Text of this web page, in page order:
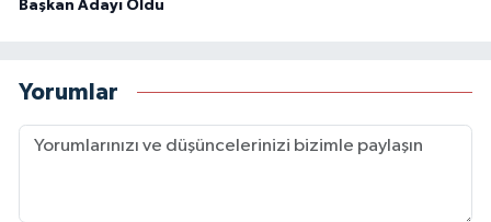
Başkan Adayı Oldu
Yorumlar